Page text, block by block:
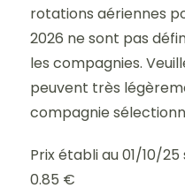
rotations aériennes
2026 ne sont pas
les compagnies.
peuvent très
compagnie
Prix établi au 01/10/25
0.85 €